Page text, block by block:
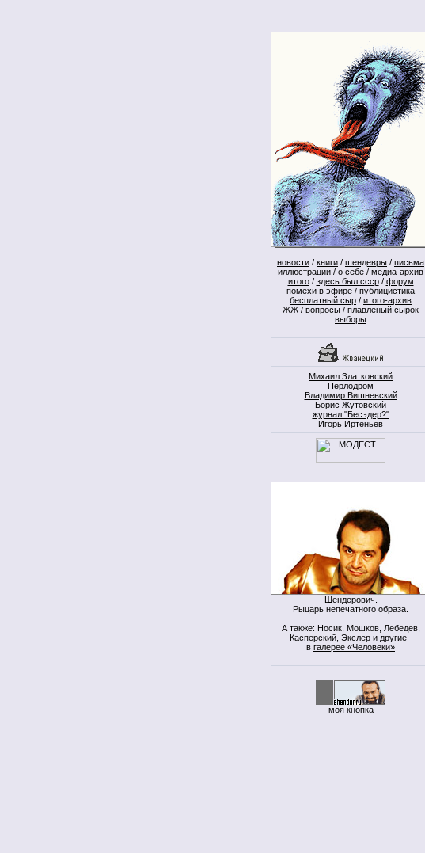
новости / книги / шендевры / письма
иллюстрации / о себе / медиа-архив
итого/ здесь был ссср/ форум
помехи в эфире / публицистика
бесплатный сыр / итого-архив
ЖЖ / вопросы / плавленый сырок
выборы
Михаил Златковский
Перлодром
Владимир Вишневский
Борис Жутовский
журнал "Бесэдер?"
Игорь Иртеньев
Шендерович.
Рыцарь непечатного образа.
А также: Носик, Мошков, Лебедев,
Касперский, Экслер и другие -
в галерее «Человеки»
моя кнопка